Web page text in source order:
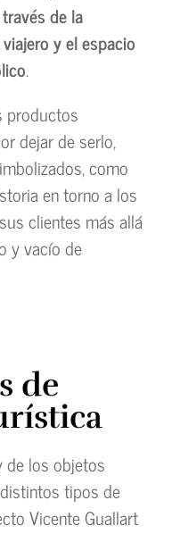
de la
y el espacio
.
productos
dejar de serlo,
como
en torno a los
clientes más allá
y vacío de
de
de los objetos
tipos de
Vicente Guallart